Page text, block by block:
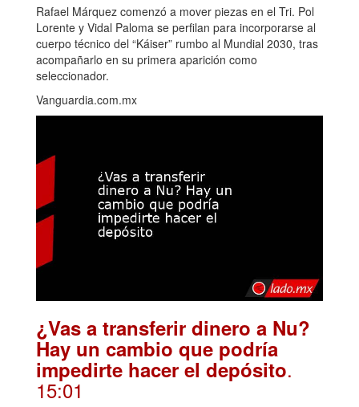
Rafael Márquez comenzó a mover piezas en el Tri. Pol
Lorente y Vidal Paloma se perfilan para incorporarse al
cuerpo técnico del “Káiser” rumbo al Mundial 2030, tras
acompañarlo en su primera aparición como
seleccionador.
Vanguardia.com.mx
¿Vas a transferir dinero a Nu?
Hay un cambio que podría
impedirte hacer el depósito.
15:01